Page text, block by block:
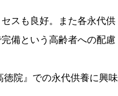
スも良好。また各永代供
備という高齢者への配慮
院』での永代供養に興味